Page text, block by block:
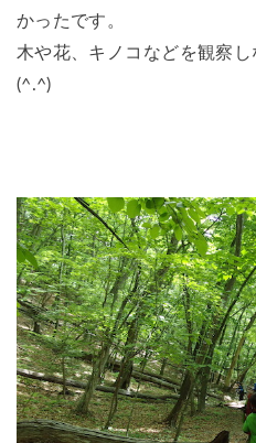
かったです。
木や花、キノコなどを観察
(^.^)